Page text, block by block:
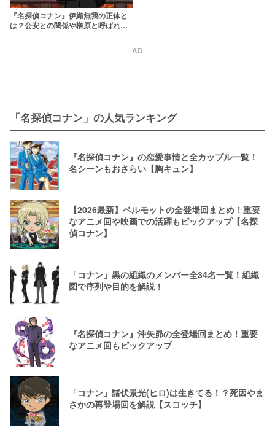
『名探偵コナン』伊織無我の正体と
は？公安との関係や榊原と呼ばれる
AD
「名探偵コナン」の人気ランキング
『名探偵コナン』の恋愛事情と全カップル一覧！
名シーンもおさらい【胸キュン】
【2026最新】ベルモットの全登場回まとめ！重要
なアニメ回や映画での活躍もピックアップ【名探
偵コナン】
「コナン」黒の組織のメンバー全34名一覧！組織
図で序列や目的を解説！
『名探偵コナン』沖矢昴の全登場回まとめ！重要
なアニメ回もピックアップ
「コナン」諸伏景光(ヒロ)は生きてる！？死因やま
さかの再登場回を解説【スコッチ】